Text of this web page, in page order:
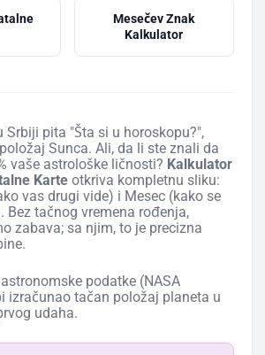
Mesečev Znak
Kalkulator
Srbiji pita "Šta si u horoskopu?",
Sunca. Ali, da li ste znali da
vaše astrološke ličnosti? Kalkulator
Karte otkriva kompletnu sliku:
vas drugi vide) i Mesec (kako se
Bez tačnog vremena rođenja,
zabava; sa njim, to je precizna
podatke (NASA
izračunao tačan položaj planeta u
udaha.